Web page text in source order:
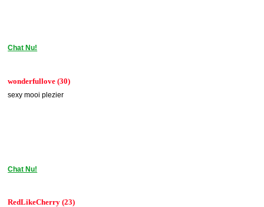
Chat Nu!
wonderfullove (30)
sexy mooi plezier
Chat Nu!
RedLikeCherry (23)